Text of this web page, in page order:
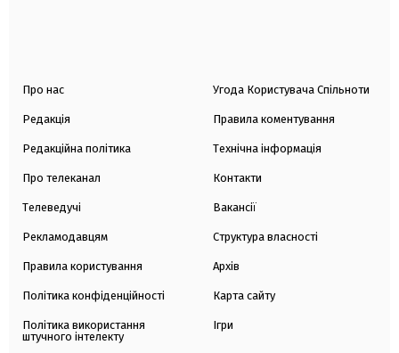
Про нас
Редакція
Редакційна політика
Про телеканал
Телеведучі
Рекламодавцям
Правила користування
Політика конфіденційності
Політика використання
штучного інтелекту
Угода Користувача Спільноти
Правила коментування
Технічна інформація
Контакти
Вакансії
Структура власності
Архів
Карта сайту
Ігри